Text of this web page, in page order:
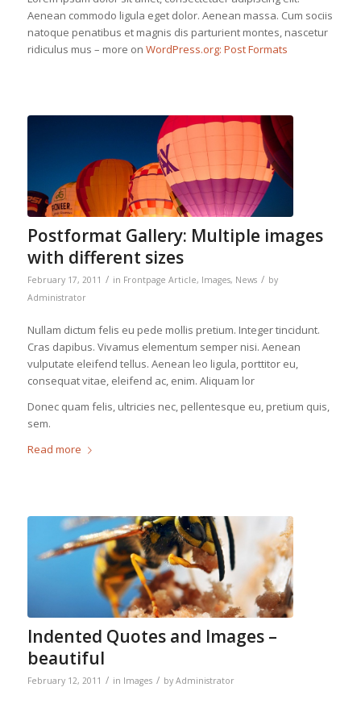
Aenean commodo ligula eget dolor. Aenean massa. Cum sociis
natoque penatibus et magnis dis parturient montes, nascetur
ridiculus mus – more on WordPress.org: Post Formats
Postformat Gallery: Multiple images
with different sizes
February 17, 2011 / in Frontpage Article, Images, News / by
Administrator
Nullam dictum felis eu pede mollis pretium. Integer tincidunt.
Cras dapibus. Vivamus elementum semper nisi. Aenean
vulputate eleifend tellus. Aenean leo ligula, porttitor eu,
consequat vitae, eleifend ac, enim. Aliquam lor
Donec quam felis, ultricies nec, pellentesque eu, pretium quis,
sem.
Read more
Indented Quotes and Images –
beautiful
February 12, 2011 / in Images / by Administrator